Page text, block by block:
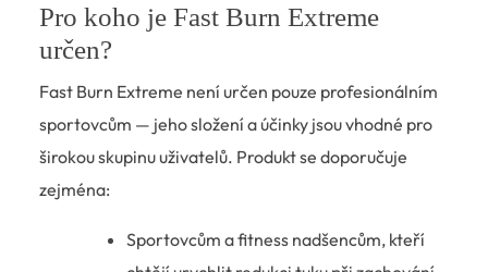
Pro koho je Fast Burn Extreme
určen?
Fast Burn Extreme není určen pouze profesionálním
sportovcům — jeho složení a účinky jsou vhodné pro
širokou skupinu uživatelů. Produkt se doporučuje
zejména:
Sportovcům a fitness nadšencům, kteří